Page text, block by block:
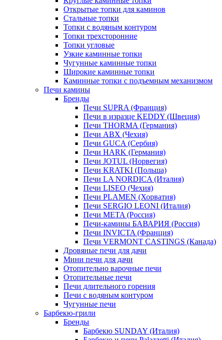
Открытые топки для каминов
Стальные топки
Топки с водяным контуром
Топки трехсторонние
Топки угловые
Узкие каминные топки
Чугунные каминные топки
Широкие каминные топки
Каминные топки с подъемным механизмом
Печи камины
Бренды
Печи SUPRA (Франция)
Печи в изразце KEDDY (Швеция)
Печи THORMA (Германия)
Печи ABX (Чехия)
Печи GUCA (Сербия)
Печи HARK (Германия)
Печи JOTUL (Норвегия)
Печи KRATKI (Польша)
Печи LA NORDICA (Италия)
Печи LISEO (Чехия)
Печи PLAMEN (Хорватия)
Печи SERGIO LEONI (Италия)
Печи META (Россия)
Печи-камины БАВАРИЯ (Россия)
Печи INVICTA (Франция)
Печи VERMONT CASTINGS (Канада)
Дровяные печи для дачи
Мини печи для дачи
Отопительно варочные печи
Отопительные печи
Печи длительного горения
Печи с водяным контуром
Чугунные печи
Барбекю-грили
Бренды
Барбекю SUNDAY (Италия)